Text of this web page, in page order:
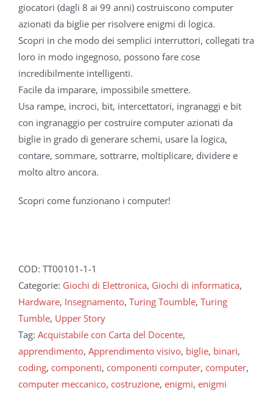
giocatori (dagli 8 ai 99 anni) costruiscono computer
azionati da biglie per risolvere enigmi di logica.
Scopri in che modo dei semplici interruttori, collegati tra
loro in modo ingegnoso, possono fare cose
incredibilmente intelligenti.
Facile da imparare, impossibile smettere.
Usa rampe, incroci, bit, intercettatori, ingranaggi e bit
con ingranaggio per costruire computer azionati da
biglie in grado di generare schemi, usare la logica,
contare, sommare, sottrarre, moltiplicare, dividere e
molto altro ancora.
Scopri come funzionano i computer!
COD: TT00101-1-1
Categorie: Giochi di Elettronica, Giochi di informatica,
Hardware, Insegnamento, Turing Toumble, Turing
Tumble, Upper Story
Tag: Acquistabile con Carta del Docente,
apprendimento, Apprendimento visivo, biglie, binari,
coding, componenti, componenti computer, computer,
computer meccanico, costruzione, enigmi, enigmi